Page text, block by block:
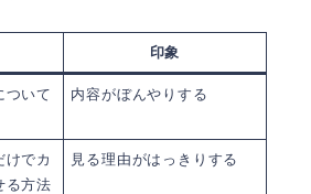
印象
ついて
内容がぼんやりする
けでカ
る方法
見る理由がはっきりする